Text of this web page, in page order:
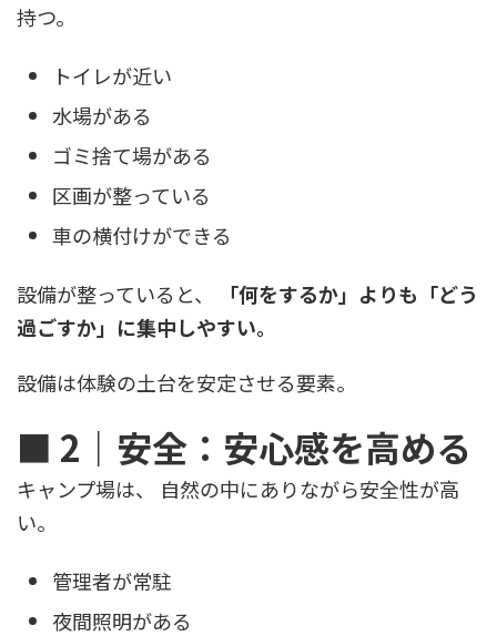
持つ。
トイレが近い
水場がある
ゴミ捨て場がある
区画が整っている
車の横付けができる
設備が整っていると、
「何をするか」よりも「どう
過ごすか」に集中しやすい。
設備は体験の土台を安定させる要素。
■ 2｜安全：安心感を高める
キャンプ場は、 自然の中にありながら安全性が高
い。
管理者が常駐
夜間照明がある